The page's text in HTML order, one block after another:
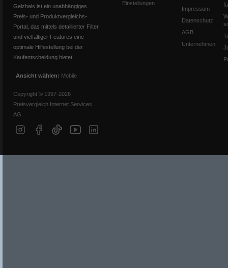
Geizhals ist ein unabhängiges
Preis- und Produktvergleichs-
Portal, das mittels detaillierter Filter
und vielfältiger Features eine
optimale Hilfestellung bei der
Kaufentscheidung bietet.
Ansicht wählen: Mobile
Copyright © 1997-2026
Preisvergleich Internet Services
AG
Einstellungen
Impressum
Datenschutz
AGB
Unternehmen